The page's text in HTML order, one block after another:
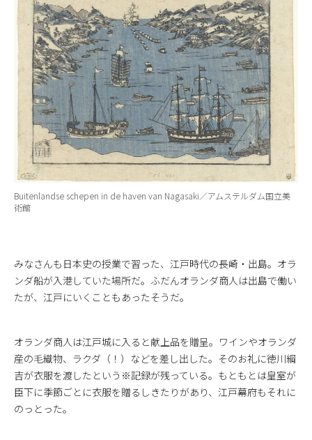
Buitenlandse schepen in de haven van Nagasaki／アムステルダム国立美
術館
みなさんも日本史の授業で習った、江戸時代の長崎・出島。オラ
ンダ船が入港していた場所だ。ふだんオランダ商人は出島で働い
たが、江戸にいくこともあったそうだ。
オランダ商人は江戸城に入ると献上品を贈呈。ワインやオランダ
産の毛織物、ラクダ（！）などを差し出した。そのお礼に徳川綱
吉が衣服を渡したという※記録が残っている。もともとは皇室が
臣下に季節ごとに衣服を贈るしきたりがあり、江戸幕府もそれに
のっとった。